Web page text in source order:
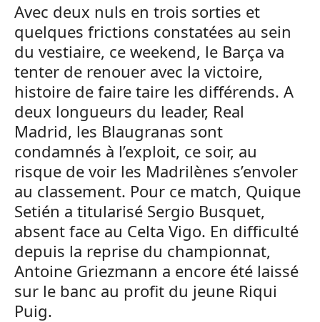
Avec deux nuls en trois sorties et
quelques frictions constatées au sein
du vestiaire, ce weekend, le Barça va
tenter de renouer avec la victoire,
histoire de faire taire les différends. A
deux longueurs du leader, Real
Madrid, les Blaugranas sont
condamnés à l’exploit, ce soir, au
risque de voir les Madrilènes s’envoler
au classement. Pour ce match, Quique
Setién a titularisé Sergio Busquet,
absent face au Celta Vigo. En difficulté
depuis la reprise du championnat,
Antoine Griezmann a encore été laissé
sur le banc au profit du jeune Riqui
Puig.